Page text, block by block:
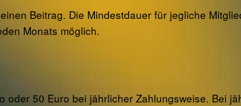
Beitrag. Die Mindestdauer für jegliche
Monats möglich.
50 Euro bei jährlicher Zahlungsweise. Bei